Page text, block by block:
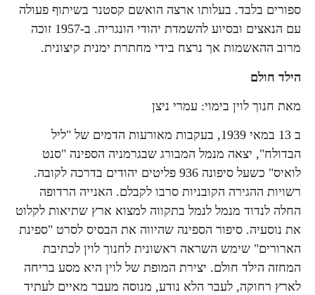
ספורים בלבד. בעלותו ארצה הואשם קסטנר בשיתוף פעולה
עם הנאצים ובסיוע להשמדת יהודי הונגריה. ב-1957 זוכה
מרוב ההאשמות אך נרצח בידי מחתרת ימנית קיצונית.
הילד חולם
מאת חנוך לוין בימוי: עמרי ניצן
ב 13 במאי 1939, בעקבות מאורעות הדמים של "ליל
הבדולח", יצאה מנמל המבורג שבגרמניה הספינה "סנט
לואיס" כשעל סיפונה 936 פליטים יהודים בדרכה לקובה.
רשויות ההגירה הקובניות סרבו לקבלם. האנייה הרדופה
החלה לנדוד מנמל לנמל בתקווה למצוא ארץ שתיאות לקלוט
את נוסעיה. סיפור הספינה שהיווה את הבסיס לסרט "ספינת
הארורים" שימש השראה ראשונית לחנוך לוין לכתיבת
המחזה הילד חולם. יצירת המופת של לוין היא מסע בריחה
לארץ רחוקה, לעבר הלא נודע, מנוסה מעבר מאיים לעתיד